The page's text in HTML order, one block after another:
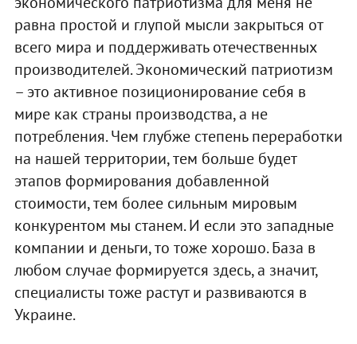
равна простой и глупой мысли закрыться от
всего мира и поддерживать отечественных
производителей. Экономический патриотизм
– это активное позиционирование себя в
мире как страны производства, а не
потребления. Чем глубже степень переработки
на нашей территории, тем больше будет
этапов формирования добавленной
стоимости, тем более сильным мировым
конкурентом мы станем. И если это западные
компании и деньги, то тоже хорошо. База в
любом случае формируется здесь, а значит,
специалисты тоже растут и развиваются в
Украине.